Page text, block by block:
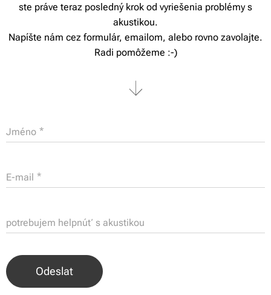
ste práve teraz posledný krok od vyriešenia problémy s
akustikou.
Napíšte nám cez formulár, emailom, alebo rovno zavolajte.
Radi pomôžeme :-)
Jméno
E-mail
potrebujem helpnúť s akustikou
Odeslat